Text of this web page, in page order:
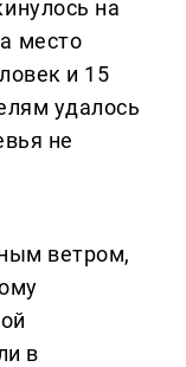
на
место
и 15
удалось
не
ветром,
в